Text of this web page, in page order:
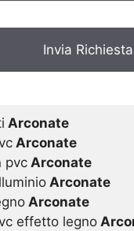
Arconate
Arconate
pvcArconate
Arconate
Arconate
effetto legno